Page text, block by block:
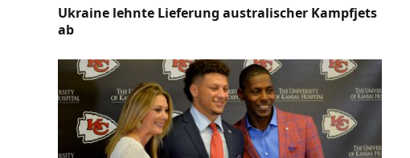
Ukraine lehnte Lieferung australischer Kampfjets
ab